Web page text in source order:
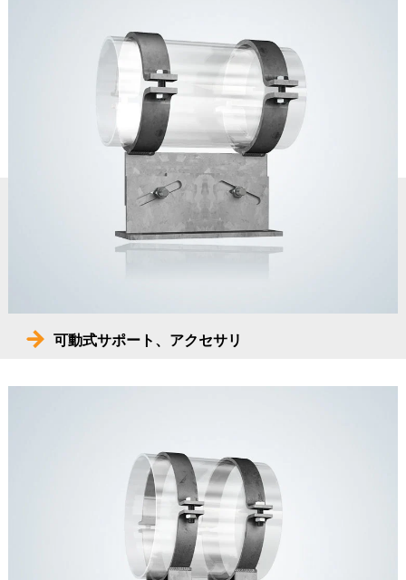
可動式サポート、アクセサリ